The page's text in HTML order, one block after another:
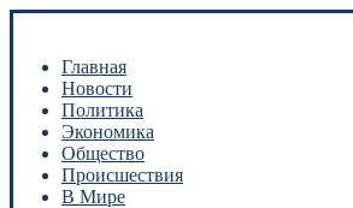
Главная
Новости
Политика
Экономика
Общество
Происшествия
В Мире